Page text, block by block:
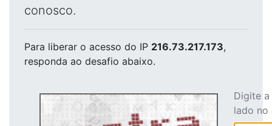
conosco.
Para liberar o acesso do IP 216.73.217.173,
responda ao desafio abaixo.
Digite
lado no